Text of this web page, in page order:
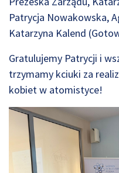
Patrycja Nowakowska,
Katarzyna Kalend
Gratulujemy Patrycji i
trzymamy kciuki za
kobiet w atomistyce!